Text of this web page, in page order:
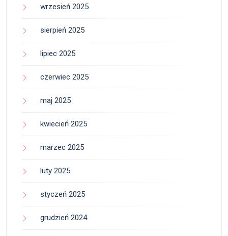
wrzesień 2025
sierpień 2025
lipiec 2025
czerwiec 2025
maj 2025
kwiecień 2025
marzec 2025
luty 2025
styczeń 2025
grudzień 2024